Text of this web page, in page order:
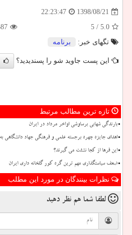
1398/08/21
22:23:47
5.0
/ 5
تگهای خبر:
برنامه
این پست جاوید شو را پسندیدید؟
تازه ترین مطالب مرتبط
بارندگی شهابی برساوشی اواخر مرداد در ایران
اهدای جایزه چهره برجسته علمی و فرهنگی جهاد دانشگاهی به
این فرها از کجا نشئت می گیرند؟
ضعف سیاستگذاری مهم ترین گره کور گلخانه داری ایران
نظرات بینندگان در مورد این مطلب
لطفا شما هم نظر دهید